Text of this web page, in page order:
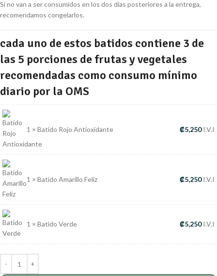
Si no van a ser consumidos en los dos días posteriores a la entrega,
recomendamos congelarlos.
cada uno de estos batidos contiene 3 de
las 5 porciones de frutas y vegetales
recomendadas como consumo mínimo
diario por la OMS
1 × Batido Rojo Antioxidante ₡5,250 I.V.I
1 × Batido Amarillo Feliz ₡5,250 I.V.I
1 × Batido Verde ₡5,250 I.V.I